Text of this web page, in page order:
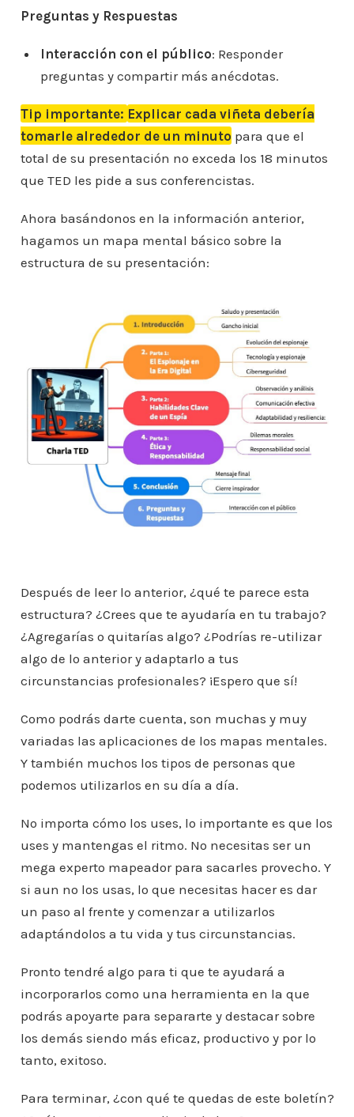
Preguntas y Respuestas
Interacción con el público: Responder
preguntas y compartir más anécdotas.
Tip importante: Explicar cada viñeta debería
tomarle alrededor de un minuto para que el
total de su presentación no exceda los 18 minutos
que TED les pide a sus conferencistas.
Ahora basándonos en la información anterior,
hagamos un mapa mental básico sobre la
estructura de su presentación:
Después de leer lo anterior, ¿qué te parece esta
estructura? ¿Crees que te ayudaría en tu trabajo?
¿Agregarías o quitarías algo? ¿Podrías re-utilizar
algo de lo anterior y adaptarlo a tus
circunstancias profesionales? ¡Espero que sí!
Como podrás darte cuenta, son muchas y muy
variadas las aplicaciones de los mapas mentales.
Y también muchos los tipos de personas que
podemos utilizarlos en su día a día.
No importa cómo los uses, lo importante es que los
uses y mantengas el ritmo. No necesitas ser un
mega experto mapeador para sacarles provecho. Y
si aun no los usas, lo que necesitas hacer es dar
un paso al frente y comenzar a utilizarlos
adaptándolos a tu vida y tus circunstancias.
Pronto tendré algo para ti que te ayudará a
incorporarlos como una herramienta en la que
podrás apoyarte para separarte y destacar sobre
los demás siendo más eficaz, productivo y por lo
tanto, exitoso.
Para terminar, ¿con qué te quedas de este boletín?